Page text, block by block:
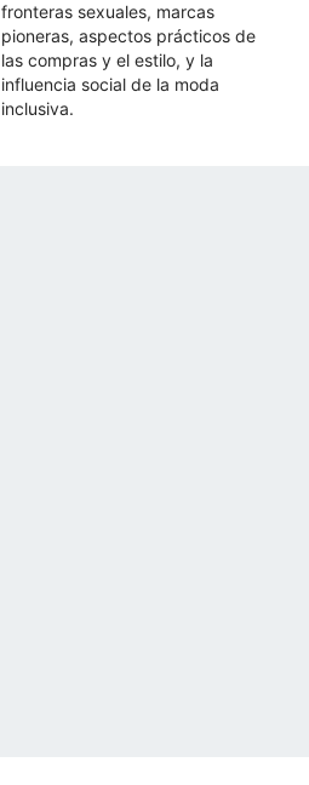
fronteras sexuales, marcas
pioneras, aspectos prácticos de
las compras y el estilo, y la
influencia social de la moda
inclusiva.